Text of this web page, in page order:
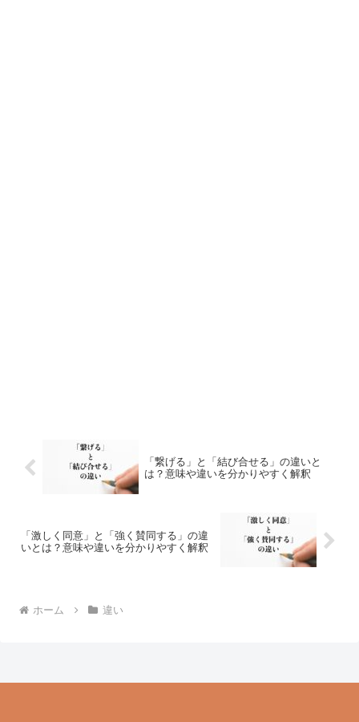
「繋げる」と「結び合せる」の違いと
は？意味や違いを分かりやすく解釈
「激しく同意」と「強く賛同する」の違
いとは？意味や違いを分かりやすく解釈
ホーム 違い